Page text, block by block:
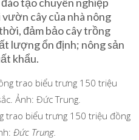
cây của nhà nông
đảm bảo cây trồng
lượng ổn định; nông sản
khẩu.
trao biểu trưng 150 triệu đồng
Đức Trung.